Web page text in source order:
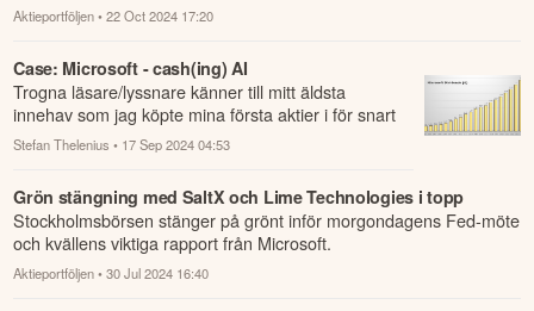
Aktieportföljen • 22 Oct 2024 17:20
Case: Microsoft - cash(ing) AI
Trogna läsare/lyssnare känner till mitt äldsta
innehav som jag köpte mina första aktier i för snart
10 år sen:Microsoft - cash(ing) AI?Igår ...
Stefan Thelenius • 17 Sep 2024 04:53
Grön stängning med SaltX och Lime Technologies i topp
Stockholmsbörsen stänger på grönt inför morgondagens Fed-möte
och kvällens viktiga rapport från Microsoft.
Aktieportföljen • 30 Jul 2024 16:40